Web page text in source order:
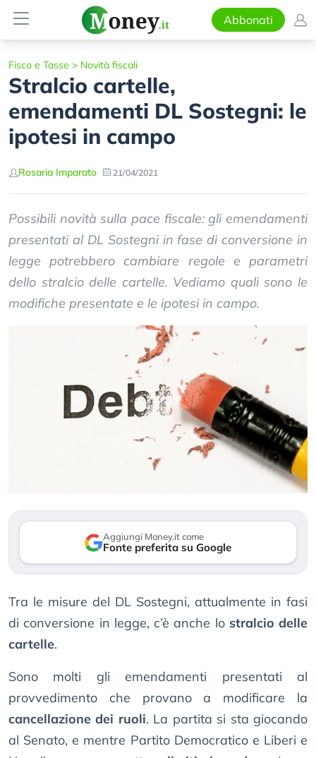
Abbonati
Fisco e Tasse > Novità fiscali
Stralcio cartelle,
emendamenti DL Sostegni: le
ipotesi in campo
Rosaria Imparato 21/04/2021
Possibili novità sulla pace fiscale: gli emendamenti
presentati al DL Sostegni in fase di conversione in
legge potrebbero cambiare regole e parametri
dello stralcio delle cartelle. Vediamo quali sono le
modifiche presentate e le ipotesi in campo.
Aggiungi Money.it come
Fonte preferita su Google
Tra le misure del DL Sostegni, attualmente in fasi
di conversione in legge, c’è anche lo stralcio delle
cartelle.
Sono molti gli emendamenti presentati al
provvedimento che provano a modificare la
cancellazione dei ruoli. La partita si sta giocando
al Senato, e mentre Partito Democratico e Liberi e